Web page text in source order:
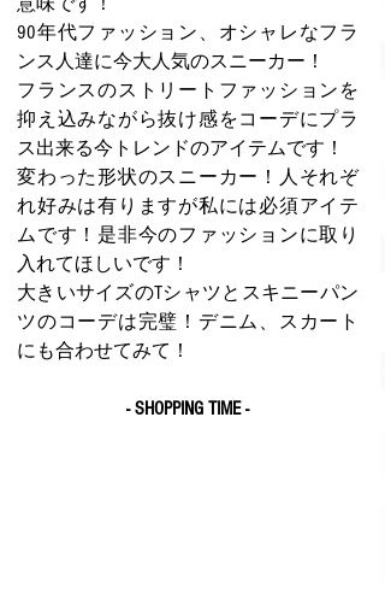
90年代ファッション、オシャレなフラ
ンス人達に今大人気のスニーカー！
フランスのストリートファッションを
抑え込みながら抜け感をコーデにプラ
ス出来る今トレンドのアイテムです！
変わった形状のスニーカー！人それぞ
れ好みは有りますが私には必須アイテ
ムです！是非今のファッションに取り
入れてほしいです！
大きいサイズのTシャツとスキニーパン
ツのコーデは完璧！デニム、スカート
にも合わせてみて！
- SHOPPING TIME -